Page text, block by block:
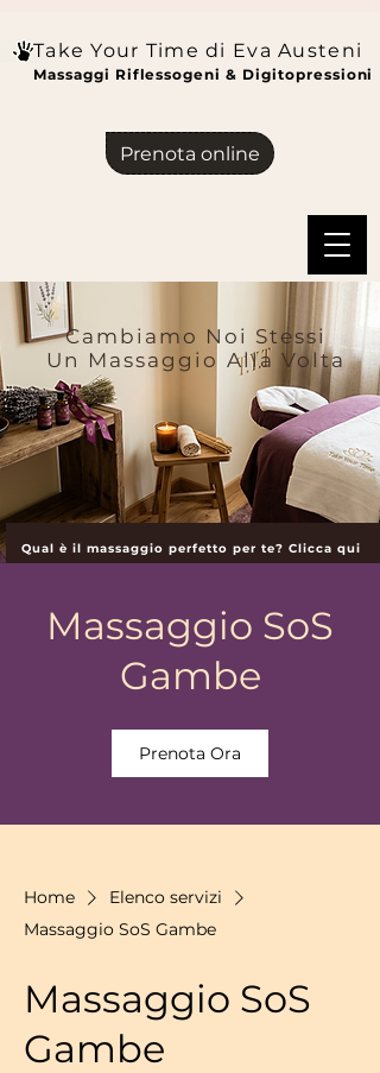
Take Your Time di Eva Austeni
Massaggi Riflessogeni & Digitopressioni
Prenota online
Cambiamo Noi Stessi
Un Massaggio Alla Volta
Qual è il massaggio perfetto per te? Clicca qui
Massaggio SoS
Gambe
Prenota Ora
Home
Elenco servizi
Massaggio SoS Gambe
Massaggio SoS
Gambe